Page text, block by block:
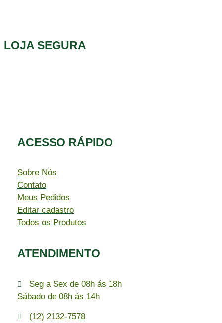
LOJA SEGURA
ACESSO RÁPIDO​
Sobre Nós
Contato
Meus Pedidos
Editar cadastro
Todos os Produtos
ATENDIMENTO
Seg a Sex de 08h ás 18h
Sábado de 08h ás 14h
(12) 2132-7578